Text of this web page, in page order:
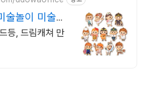
술놀이 미술수
등, 드림캐쳐 만